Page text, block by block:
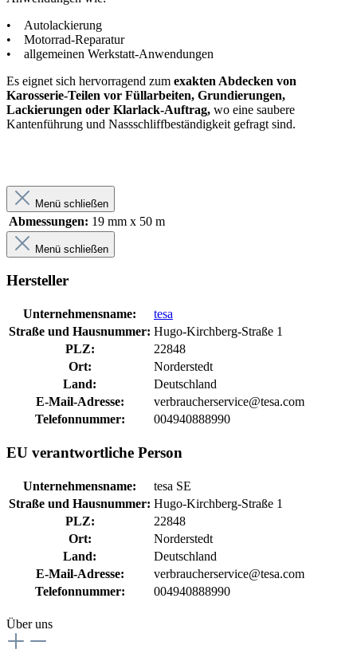
• Autolackierung
• Motorrad-Reparatur
• allgemeinen Werkstatt-Anwendungen
Es eignet sich hervorragend zum exakten Abdecken von
Karosserie-Teilen vor Füllarbeiten, Grundierungen,
Lackierungen oder Klarlack-Auftrag, wo eine saubere
Kantenführung und Nassschliffbeständigkeit gefragt sind.
Menü schließen
Abmessungen: 19 mm x 50 m
Menü schließen
Hersteller
Unternehmensname:
tesa
Straße und Hausnummer: Hugo-Kirchberg-Straße 1
PLZ:
22848
Ort:
Norderstedt
Land:
Deutschland
E-Mail-Adresse:
verbraucherservice@tesa.com
Telefonnummer:
004940888990
EU verantwortliche Person
Unternehmensname:
tesa SE
Straße und Hausnummer: Hugo-Kirchberg-Straße 1
PLZ:
22848
Ort:
Norderstedt
Land:
Deutschland
E-Mail-Adresse:
verbraucherservice@tesa.com
Telefonnummer:
004940888990
Über uns